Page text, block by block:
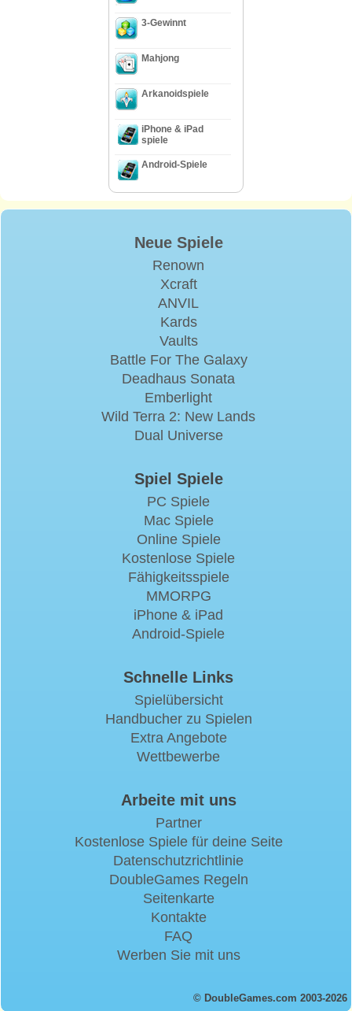
3-Gewinnt
Mahjong
Arkanoidspiele
iPhone & iPad
spiele
Android-Spiele
Neue Spiele
Renown
Xcraft
ANVIL
Kards
Vaults
Battle For The Galaxy
Deadhaus Sonata
Emberlight
Wild Terra 2: New Lands
Dual Universe
Spiel Spiele
PC Spiele
Mac Spiele
Online Spiele
Kostenlose Spiele
Fähigkeitsspiele
MMORPG
iPhone & iPad
Android-Spiele
Schnelle Links
Spielübersicht
Handbucher zu Spielen
Extra Angebote
Wettbewerbe
Arbeite mit uns
Partner
Kostenlose Spiele für deine Seite
Datenschutzrichtlinie
DoubleGames Regeln
Seitenkarte
Kontakte
FAQ
Werben Sie mit uns
© DoubleGames.com 2003-2026